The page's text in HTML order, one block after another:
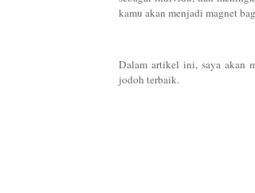
kamu akan menjadi magnet
Dalam artikel ini, saya akan
jodoh terbaik.